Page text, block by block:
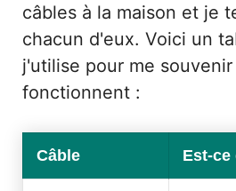
câbles à la maison et je
chacun d'eux. Voici un
j'utilise pour me
fonctionnent :
Câble Est-ce